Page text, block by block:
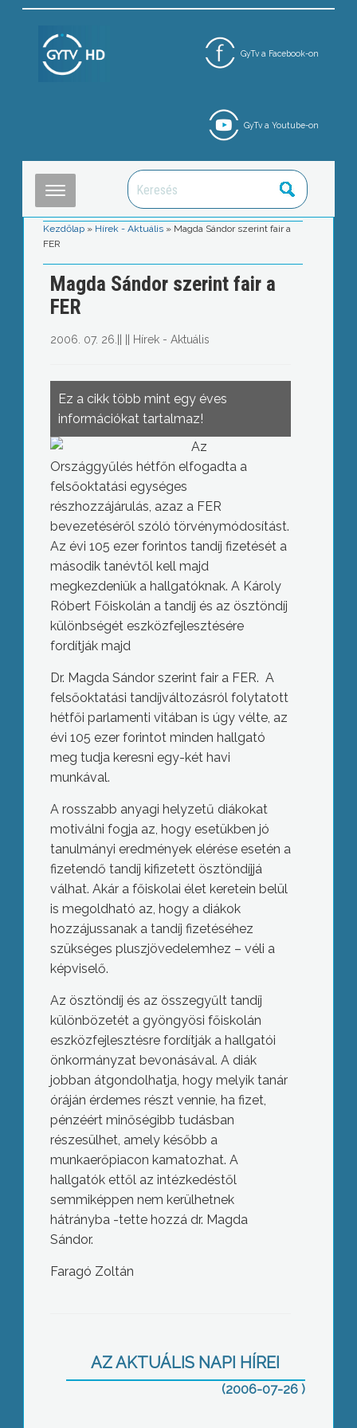
GyTv a Facebook-on
GyTv a Youtube-on
Kezdőlap » Hírek - Aktuális » Magda Sándor szerint fair a
FER
Magda Sándor szerint fair a
FER
2006. 07. 26. Hírek - Aktuális
Ez a cikk több mint egy éves
információkat tartalmaz!
Az
Országgyűlés hétfőn elfogadta a
felsőoktatási egységes
részhozzájárulás, azaz a FER
bevezetéséről szóló törvénymódosítást.
Az évi 105 ezer forintos tandíj fizetését a
második tanévtől kell majd
megkezdeniük a hallgatóknak. A Károly
Róbert Főiskolán a tandíj és az ösztöndíj
különbségét eszközfejlesztésére
fordítják majd
Dr. Magda Sándor szerint fair a FER. A
felsőoktatási tandíjváltozásról folytatott
hétfői parlamenti vitában is úgy vélte, az
évi 105 ezer forintot minden hallgató
meg tudja keresni egy-két havi
munkával.
A rosszabb anyagi helyzetű diákokat
motiválni fogja az, hogy esetükben jó
tanulmányi eredmények elérése esetén a
fizetendő tandíj kifizetett ösztöndíjjá
válhat. Akár a főiskolai élet keretein belül
is megoldható az, hogy a diákok
hozzájussanak a tandíj fizetéséhez
szükséges pluszjövedelemhez – véli a
képviselő.
Az ösztöndíj és az összegyűlt tandíj
különbözetét a gyöngyösi főiskolán
eszközfejlesztésre fordítják a hallgatói
önkormányzat bevonásával. A diák
jobban átgondolhatja, hogy melyik tanár
óráján érdemes részt vennie, ha fizet,
pénzéért minőségibb tudásban
részesülhet, amely később a
munkaerőpiacon kamatozhat. A
hallgatók ettől az intézkedéstől
semmiképpen nem kerülhetnek
hátrányba -tette hozzá dr. Magda
Sándor.
Faragó Zoltán
AZ AKTUÁLIS NAPI HÍREI
(2006-07-26 )